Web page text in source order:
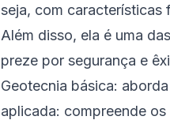
seja, com características
Além disso, ela é uma
preze por segurança e
Geotecnia básica:
aplicada: compreende